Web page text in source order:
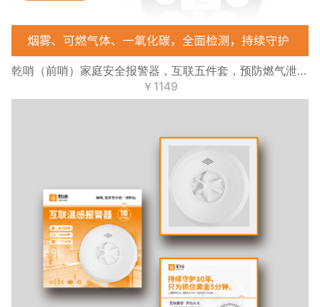
乾哨（前哨）家庭安全报警器，互联五件套，预防燃气泄漏、火灾、一氧化碳中毒，十年使用寿命，手机提醒
￥1149